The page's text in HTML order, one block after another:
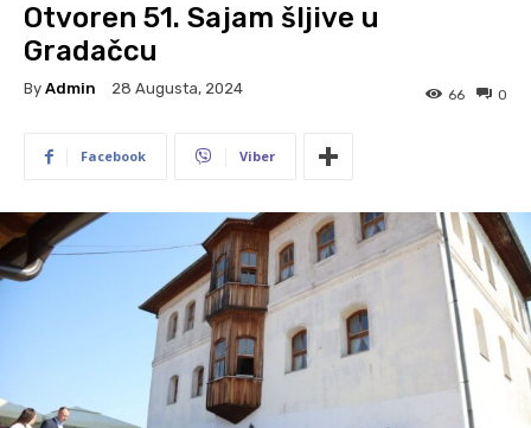
Otvoren 51. Sajam šljive u
Gradačcu
By Admin 28 Augusta, 2024 0
66
Facebook Viber